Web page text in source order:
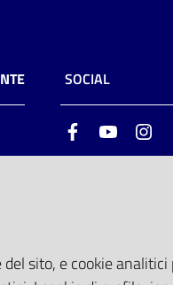
SOCIAL
FacebookYoutube
sito, e cookie